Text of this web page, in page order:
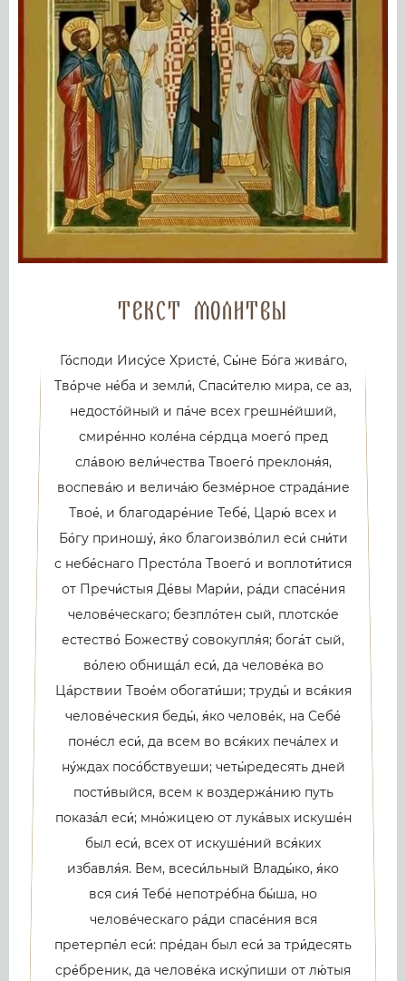
Текст молитвы
Го́споди Иису́се Христе́, Сы́не Бо́га жива́го,
Тво́рче не́ба и земли́, Спаси́телю мира, се аз,
недосто́йный и па́че всех грешне́йший,
смире́нно коле́на се́рдца моего́ пред
сла́вою вели́чества Твоего́ преклоня́я,
воспева́ю и велича́ю безме́рное страда́ние
Твое́, и благодаре́ние Тебе́, Царю́ всех и
Бо́гу приношу́, я́ко благоизво́лил еси́ сни́ти
с небе́снаго Престо́ла Твоего́ и воплоти́тися
от Пречи́стыя Де́вы Мари́и, ра́ди спасе́ния
челове́ческаго; безпло́тен сый, плотско́е
естество́ Божеству́ совокупля́я; бога́т сый,
во́лею обнища́л еси́, да челове́ка во
Ца́рствии Твое́м обогати́ши; труды́ и вся́кия
челове́ческия беды́, я́ко челове́к, на Себе́
поне́сл еси́, да всем во вся́ких печа́лех и
ну́ждах посо́бствуеши; четы́редесять дней
пости́выйся, всем к воздержа́нию путь
показа́л еси́; мно́жицею от лука́вых искуше́н
был еси́, всех от искуше́ний вся́ких
избавля́я. Вем, всеси́льный Влады́ко, я́ко
вся сия́ Тебе́ непотре́бна бы́ша, но
челове́ческаго ра́ди спасе́ния вся
претерпе́л еси́: пре́дан был еси́ за три́десять
сре́бреник, да челове́ка иску́пиши от лю́тыя